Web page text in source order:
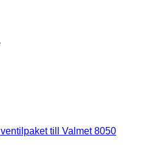
ventilpaket till Valmet 8050